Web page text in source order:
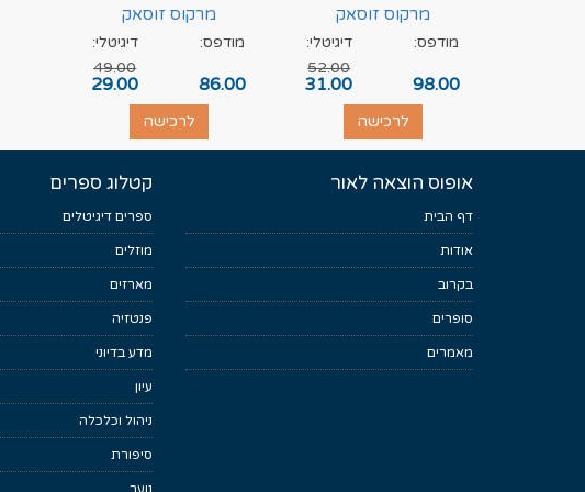
מרקוס זוסאק
מודפס:
98.00
דיגיטלי:
52.00
31.00
לרכישה
מרקוס זוסאק
מודפס:
86.00
דיגיטלי:
49.00
29.00
לרכישה
אופוס הוצאה לאור
דף הבית
אודות
בקרוב
סופרים
מאמרים
קטלוג ספרים
ספרים דיגיטלים
מוזלים
מארזים
פנטזיה
מדע בדיוני
עיון
ניהול וכלכלה
סיפורת
נוער